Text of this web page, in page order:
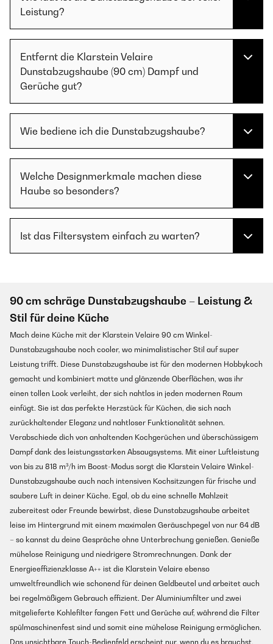
Leistung?
Entfernt die Klarstein Velaire
Dunstabzugshaube (90 cm) Dampf und
Gerüche gut?
Wie bediene ich die Dunstabzugshaube?
Welche Designmerkmale machen diese
Haube so besonders?
Ist das Filtersystem einfach zu warten?
90 cm schräge Dunstabzugshaube – Leistung &
Stil für deine Küche
Mach deine Küche mit der Klarstein Velaire 90 cm Winkel-
Dunstabzugshaube noch cooler, wo minimalistischer Stil auf super
Leistung trifft. Diese Dunstabzugshaube ist für den modernen Hobbykoch
gemacht und kombiniert matte und glänzende Oberflächen, was ihr
einen tollen Look verleiht, der sich nahtlos in jeden modernen Raum
einfügt. Sie ist das perfekte Herzstück für Küchen, die sich nach
zurückhaltender Eleganz und nahtloser Funktionalität sehnen.
Verabschiede dich von anhaltenden Kochgerüchen und überschüssigem
Dampf dank des leistungsstarken Absaugsystems. Mit einer Luftleistung
von bis zu 818 m³/h im Boost-Modus sorgt die Klarstein Velaire Winkel-
Dunstabzugshaube auch nach intensiven Kochsitzungen für frische und
saubere Luft in deiner Küche. Egal, ob du eine schnelle Mahlzeit
zubereitest oder Freunde bewirbst, diese Dunstabzugshaube arbeitet
leise im Hintergrund mit einem maximalen Geräuschpegel von nur 64 dB
– so kannst du deine Gespräche ohne Unterbrechung genießen. Genieße
mühelose Reinigung und niedrigere Stromrechnungen. Dank der
Energieeffizienzklasse A++ ist die Klarstein Velaire ebenso
umweltfreundlich wie schonend für deinen Geldbeutel und arbeitet auch
bei regelmäßigem Gebrauch effizient. Der Aluminiumfilter und zwei
mitgelieferte Kohlefilter fangen Fett und Gerüche auf, während die Filter
spülmaschinenfest sind und somit eine mühelose Reinigung ermöglichen.
Das unsichtbare Touch-Bedienfeld erscheint nur, wenn du es brauchst,